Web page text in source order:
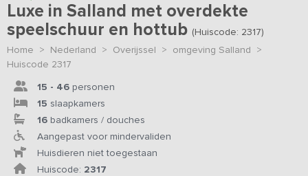
Luxe in Salland met overdekte
speelschuur en hottub (Huiscode: 2317)
Home > Nederland > Overijssel > omgeving Salland >
Huiscode 2317
15 - 46 personen
15 slaapkamers
16 badkamers / douches
Aangepast voor mindervaliden
Huisdieren niet toegestaan
Huiscode: 2317